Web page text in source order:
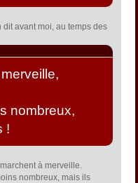
avant moi, au temps des
nombreux,
!
à merveille.
nombreux, mais ils